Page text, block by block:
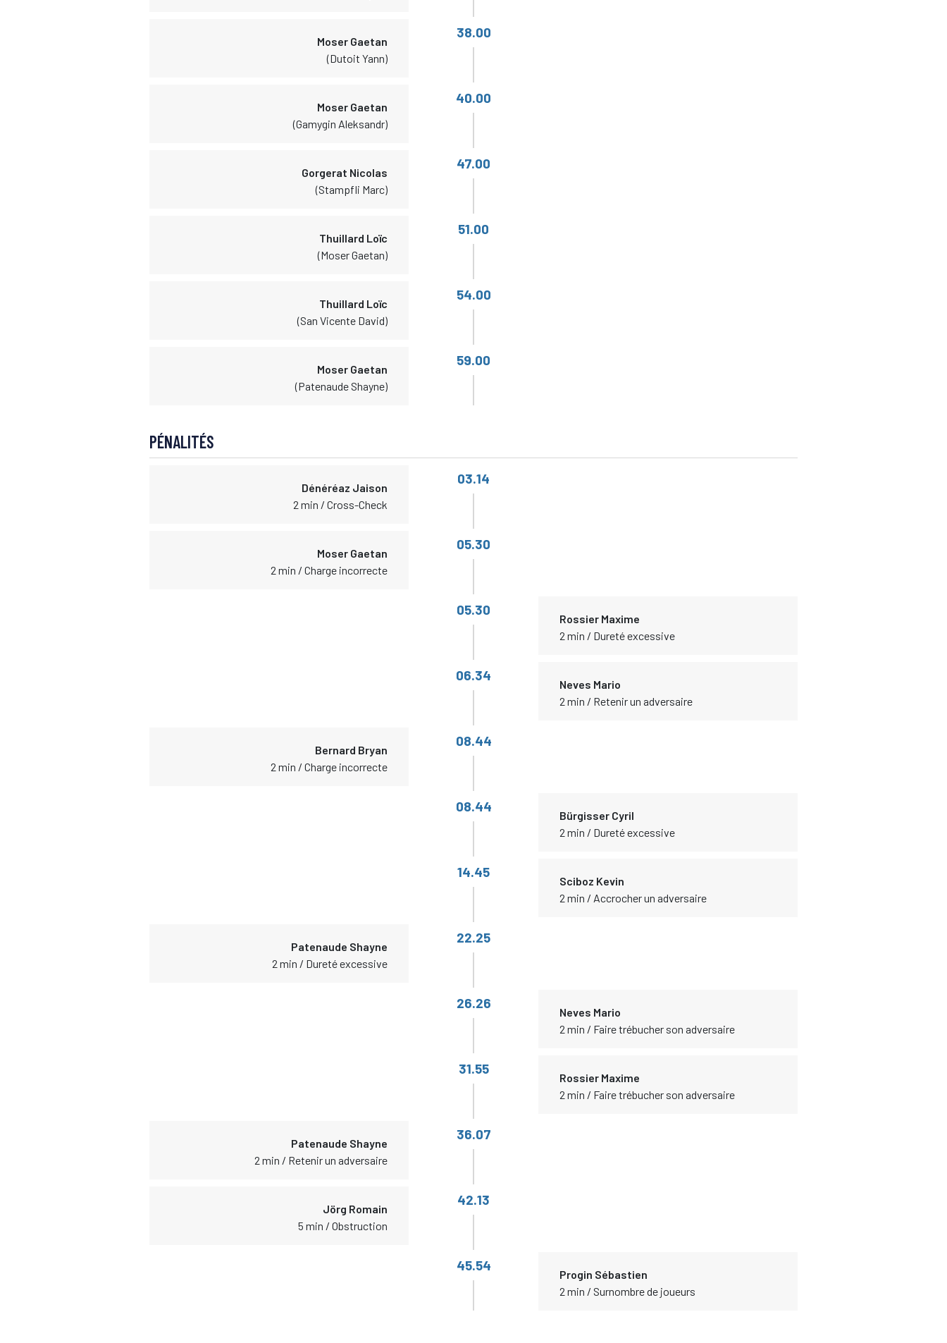
Moser Gaetan
(Dutoit Yann)
38.00
Moser Gaetan
(Gamygin Aleksandr)
40.00
Gorgerat Nicolas
(Stampfli Marc)
47.00
Thuillard Loïc
(Moser Gaetan)
51.00
Thuillard Loïc
(San Vicente David)
54.00
Moser Gaetan
(Patenaude Shayne)
59.00
PÉNALITÉS
Dénéréaz Jaison
2 min / Cross-Check
03.14
Moser Gaetan
2 min / Charge incorrecte
05.30
05.30
Rossier Maxime
2 min / Dureté excessive
06.34
Neves Mario
2 min / Retenir un adversaire
Bernard Bryan
2 min / Charge incorrecte
08.44
08.44
Bürgisser Cyril
2 min / Dureté excessive
14.45
Sciboz Kevin
2 min / Accrocher un adversaire
Patenaude Shayne
2 min / Dureté excessive
22.25
26.26
Neves Mario
2 min / Faire trébucher son adversaire
31.55
Rossier Maxime
2 min / Faire trébucher son adversaire
Patenaude Shayne
2 min / Retenir un adversaire
36.07
Jörg Romain
5 min / Obstruction
42.13
45.54
Progin Sébastien
2 min / Surnombre de joueurs